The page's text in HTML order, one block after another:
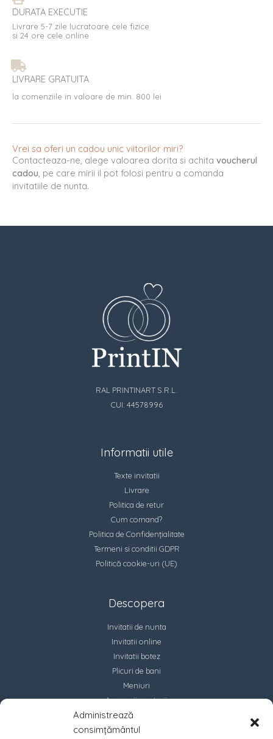
Administrează
consimțământul
DURATA EXECUTIE
Livrare 5-7 zile lucratoare cele fizice
si 24 ore cele online
LIVRARE GRATUITA
la comenziile in valoare de min. 800 lei
Vrei sa oferi un cadou unic viitorilor miri?
Contacteaza-ne, alege valoarea dorita si achita voucherul
cadou, pe care mirii il pot folosi pentru a comanda
invitatiile de nunta.
RAL PRINTINART S.R.L.
CUI: 44578996
Informatii utile
Texte invitatii
Livrare
Politica de retur
Cum comand?
Politica de Confidențialitate
Termeni si conditii GDPR
Politică cookie-uri (UE)
Descopera
Invitatii de nunta
Invitatii online
Invitatii botez
Plicuri de bani
Meniuri
Accesorii marturii
Contact